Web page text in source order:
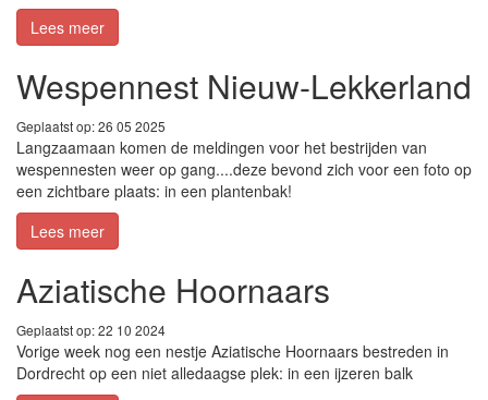
Lees meer
Wespennest Nieuw-Lekkerland
Geplaatst op: 26 05 2025
Langzaamaan komen de meldingen voor het bestrijden van
wespennesten weer op gang....deze bevond zich voor een foto op
een zichtbare plaats: in een plantenbak!
Lees meer
Aziatische Hoornaars
Geplaatst op: 22 10 2024
Vorige week nog een nestje Aziatische Hoornaars bestreden in
Dordrecht op een niet alledaagse plek: in een ijzeren balk